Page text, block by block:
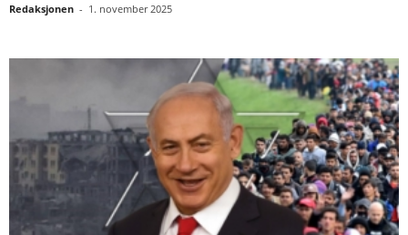
Redaksjonen - 1. november 2025